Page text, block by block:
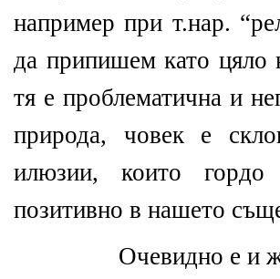
например при т.нар.
да припишем като цяло
тя е проблематична и
природа, човек е
илюзии, които
позитивно в нашето
Очевидно е и